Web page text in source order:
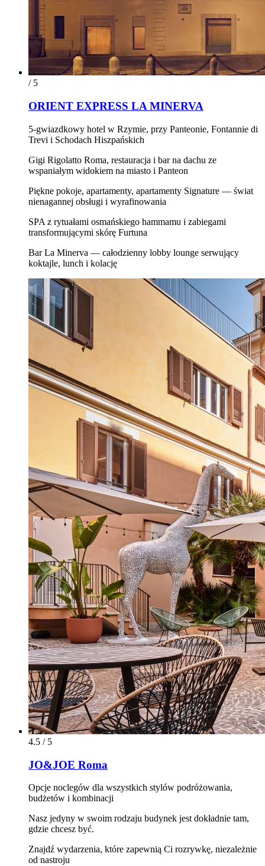
/ 5
ORIENT EXPRESS LA MINERVA
5-gwiazdkowy hotel w Rzymie, przy Panteonie, Fontannie di
Trevi i Schodach Hiszpańskich
Gigi Rigolatto Roma, restauracja i bar na dachu ze
wspaniałym widokiem na miasto i Panteon
Piękne pokoje, apartamenty, apartamenty Signature — świat
nienagannej obsługi i wyrafinowania
SPA z rytuałami osmańskiego hammamu i zabiegami
transformującymi skórę Furtuna
Bar La Minerva — całodzienny lobby lounge serwujący
koktajle, lunch i kolację
4.5 / 5
JO&JOE Roma
Opcje noclegów dla wszystkich stylów podróżowania,
budżetów i kombinacji
Nasz jedyny w swoim rodzaju budynek jest dokładnie tam,
gdzie chcesz być.
Znajdź wydarzenia, które zapewnią Ci rozrywkę, niezależnie
od nastroju